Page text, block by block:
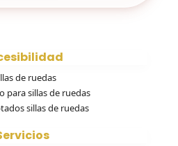
de ruedas
para sillas de ruedas
sillas de ruedas